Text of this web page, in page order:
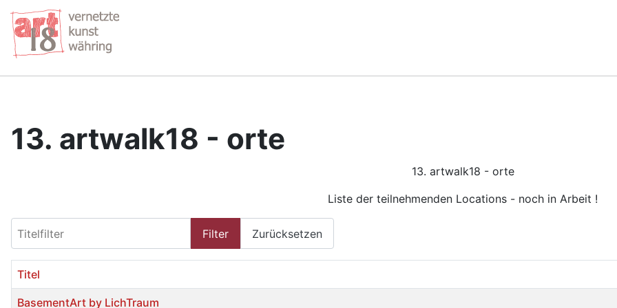
13. artwalk18 - orte
13. artwalk18 - orte
Liste der teilnehmenden Locations - noch in Arbeit !
Filter Zurücksetzen
Titel
BasementArt by LichTraum